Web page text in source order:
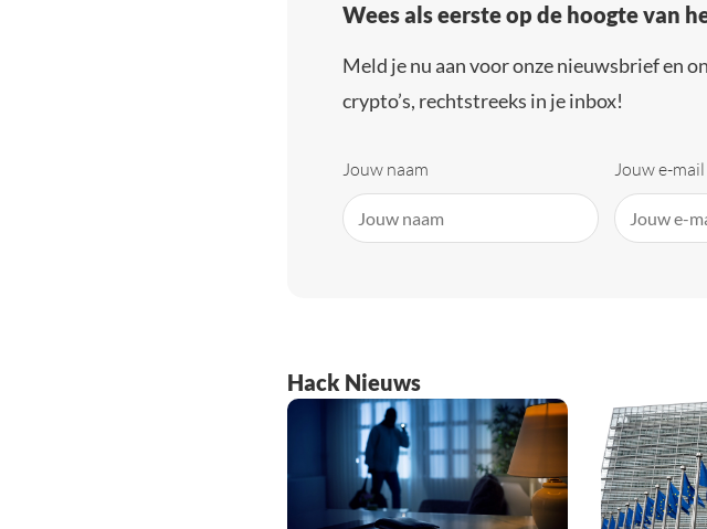
Wees als eerste op de hoogte van
Meld je nu aan voor onze nieuwsbrief en
crypto’s, rechtstreeks in je inbox!
Jouw naam Jouw e-mail
Hack Nieuws